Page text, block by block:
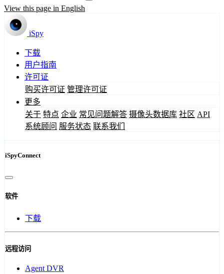
View this page in English
iSpy
下载
用户指南
许可证
购买许可证 管理许可证
更多
关于 特点 企业 常见问题解答 摄像头数据库 社区 API
系统顾问 服务状态 联系我们
iSpyConnect
软件
下载
远程访问
Agent DVR